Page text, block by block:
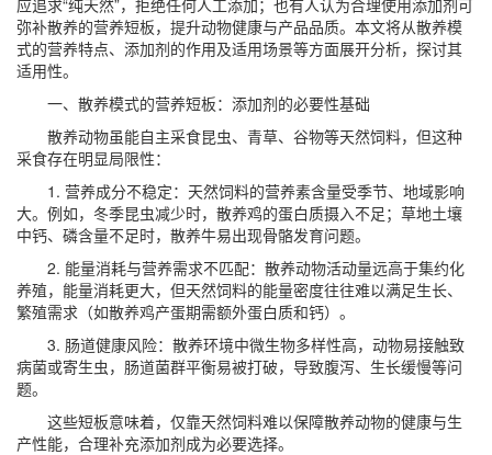
弥补散养的营养短板，提升动物健康与产品品质。本文将从散养模
式的营养特点、添加剂的作用及适用场景等方面展开分析，探讨其
适用性。
一、散养模式的营养短板：添加剂的必要性基础
散养动物虽能自主采食昆虫、青草、谷物等天然饲料，但这种
采食存在明显局限性：
1. 营养成分不稳定：天然饲料的营养素含量受季节、地域影响
大。例如，冬季昆虫减少时，散养鸡的蛋白质摄入不足；草地土壤
中钙、磷含量不足时，散养牛易出现骨骼发育问题。
2. 能量消耗与营养需求不匹配：散养动物活动量远高于集约化
养殖，能量消耗更大，但天然饲料的能量密度往往难以满足生长、
繁殖需求（如散养鸡产蛋期需额外蛋白质和钙）。
3. 肠道健康风险：散养环境中微生物多样性高，动物易接触致
病菌或寄生虫，肠道菌群平衡易被打破，导致腹泻、生长缓慢等问
题。
这些短板意味着，仅靠天然饲料难以保障散养动物的健康与生
产性能，合理补充添加剂成为必要选择。